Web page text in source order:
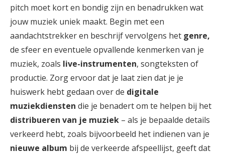
pitch moet kort en bondig zijn en benadrukken wat
jouw muziek uniek maakt. Begin met een
aandachtstrekker en beschrijf vervolgens het genre,
de sfeer en eventuele opvallende kenmerken van je
muziek, zoals live-instrumenten, songteksten of
productie. Zorg ervoor dat je laat zien dat je je
huiswerk hebt gedaan over de digitale
muziekdiensten die je benadert om te helpen bij het
distribueren van je muziek – als je bepaalde details
verkeerd hebt, zoals bijvoorbeeld het indienen van je
nieuwe album bij de verkeerde afspeellijst, geeft dat